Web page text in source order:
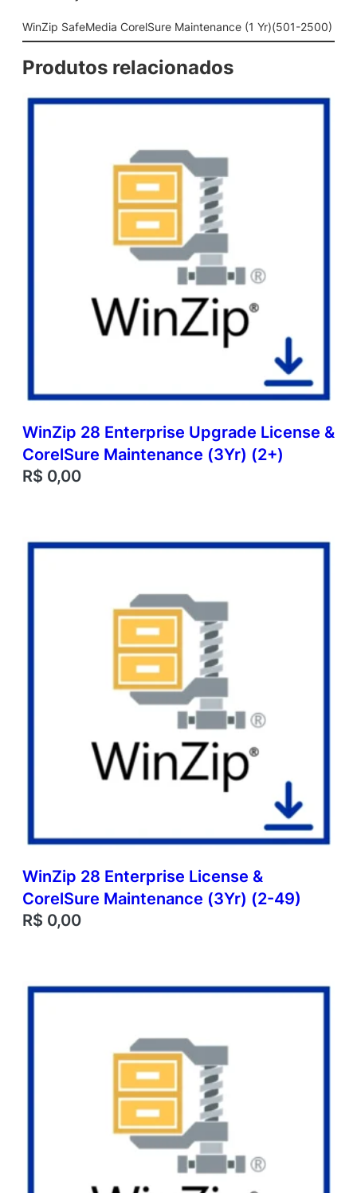
WinZip SafeMedia CorelSure Maintenance (1 Yr)(501-2500)
Produtos relacionados
WinZip 28 Enterprise Upgrade License &
CorelSure Maintenance (3Yr) (2+)
R$ 0,00
WinZip 28 Enterprise License &
CorelSure Maintenance (3Yr) (2-49)
R$ 0,00